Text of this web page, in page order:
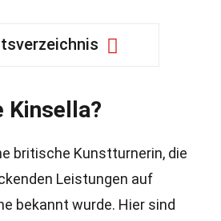
Kinsella?
britische Kunstturnerin, die
Leistungen auf
bekannt wurde. Hier sind